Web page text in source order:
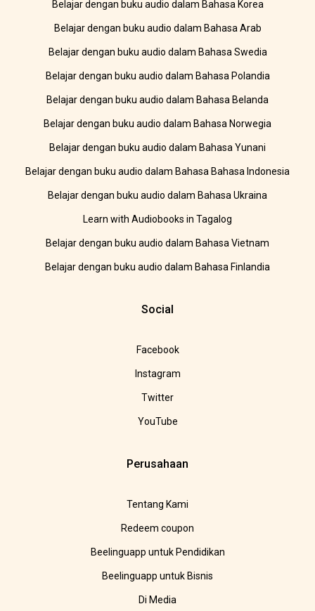
Belajar dengan buku audio dalam Bahasa Korea
Belajar dengan buku audio dalam Bahasa Arab
Belajar dengan buku audio dalam Bahasa Swedia
Belajar dengan buku audio dalam Bahasa Polandia
Belajar dengan buku audio dalam Bahasa Belanda
Belajar dengan buku audio dalam Bahasa Norwegia
Belajar dengan buku audio dalam Bahasa Yunani
Belajar dengan buku audio dalam Bahasa Bahasa Indonesia
Belajar dengan buku audio dalam Bahasa Ukraina
Learn with Audiobooks in Tagalog
Belajar dengan buku audio dalam Bahasa Vietnam
Belajar dengan buku audio dalam Bahasa Finlandia
Social
Facebook
Instagram
Twitter
YouTube
Perusahaan
Tentang Kami
Redeem coupon
Beelinguapp untuk Pendidikan
Beelinguapp untuk Bisnis
Di Media